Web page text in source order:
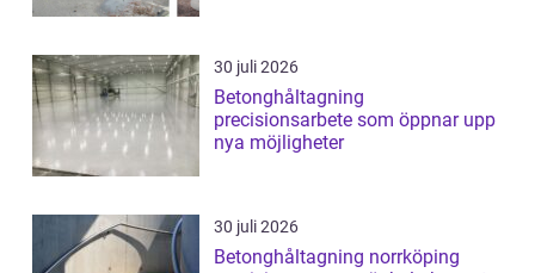
30 juli 2026
Betonghåltagning
precisionsarbete som öppnar upp
nya möjligheter
30 juli 2026
Betonghåltagning norrköping